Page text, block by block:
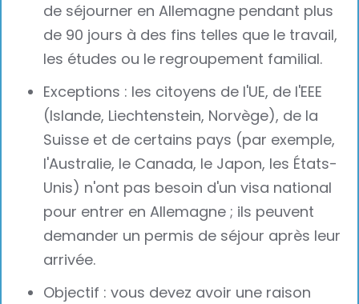
de séjourner en Allemagne pendant plus
de 90 jours à des fins telles que le travail,
les études ou le regroupement familial.
Exceptions : les citoyens de l'UE, de l'EEE
(Islande, Liechtenstein, Norvège), de la
Suisse et de certains pays (par exemple,
l'Australie, le Canada, le Japon, les États-
Unis) n'ont pas besoin d'un visa national
pour entrer en Allemagne ; ils peuvent
demander un permis de séjour après leur
arrivée.
Objectif : vous devez avoir une raison